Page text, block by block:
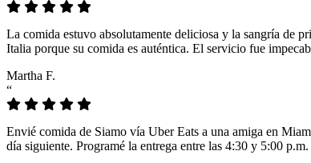
La comida estuvo absolutamente deliciosa y la sangría de
Italia porque su comida es auténtica. El servicio fue
Martha F.
“
Envié comida de Siamo vía Uber Eats a una amiga en
día siguiente. Programé la entrega entre las 4:30 y 5:00